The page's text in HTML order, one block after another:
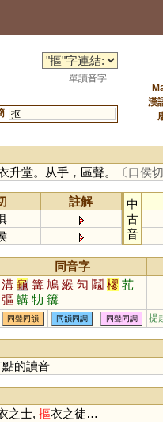
單讀音字
抠
漢
升堂。从手，區聲。 〔口侯切
註解
中
古
音
同音字
溝 龜 篝 鳩 緱 勼 鬮 樛 芤
彄 韝 牞 簼
同聲同韻 同韻同調 同聲同調 提
的讀音
之士, 摳衣之徒…